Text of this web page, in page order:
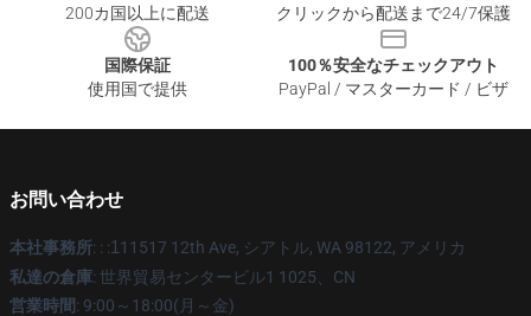
200カ国以上に配送
クリックから配送まで24/7保護
国際保証
使用国で提供
100％安全なチェックアウト
PayPal / マスターカード / ビザ
お問い合わせ
本社事務所: : :1 11517 12th Ave, シアトル, WA 98122, アメリカ
私達の倉庫: 世界貿易センタービル1 1025、CN
営業時間: 9:00～18:00(月～金)